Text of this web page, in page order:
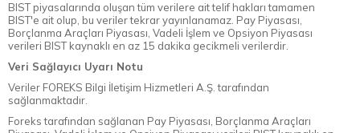
BIST piyasalarında oluşan tüm verilere ait telif hakları tamamen
BIST'e ait olup, bu veriler tekrar yayınlanamaz. Pay Piyasası,
Borçlanma Araçları Piyasası, Vadeli İşlem ve Opsiyon Piyasası
verileri BIST kaynaklı en az 15 dakika gecikmeli verilerdir.
Veri Sağlayıcı Uyarı Notu
Veriler FOREKS Bilgi İletişim Hizmetleri A.Ş. tarafından
sağlanmaktadır.
Foreks tarafından sağlanan Pay Piyasası, Borçlanma Araçları